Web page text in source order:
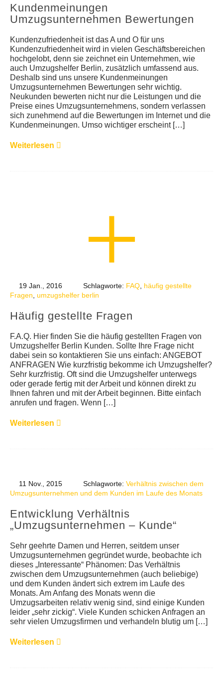
Kundenmeinungen
Umzugsunternehmen Bewertungen
Kundenzufriedenheit ist das A und O für uns
Kundenzufriedenheit wird in vielen Geschäftsbereichen
hochgelobt, denn sie zeichnet ein Unternehmen, wie
auch Umzugshelfer Berlin, zusätzlich umfassend aus.
Deshalb sind uns unsere Kundenmeinungen
Umzugsunternehmen Bewertungen sehr wichtig.
Neukunden bewerten nicht nur die Leistungen und die
Preise eines Umzugsunternehmens, sondern verlassen
sich zunehmend auf die Bewertungen im Internet und die
Kundenmeinungen. Umso wichtiger erscheint […]
Weiterlesen
19 Jan., 2016 Schlagworte: FAQ häufig gestellte
Fragen umzugshelfer berlin
Häufig gestellte Fragen
F.A.Q. Hier finden Sie die häufig gestellten Fragen von
Umzugshelfer Berlin Kunden. Sollte Ihre Frage nicht
dabei sein so kontaktieren Sie uns einfach: ANGEBOT
ANFRAGEN Wie kurzfristig bekomme ich Umzugshelfer?
Sehr kurzfristig. Oft sind die Umzugshelfer unterwegs
oder gerade fertig mit der Arbeit und können direkt zu
Ihnen fahren und mit der Arbeit beginnen. Bitte einfach
anrufen und fragen. Wenn […]
Weiterlesen
11 Nov., 2015 Schlagworte: Verhältnis zwischen dem
Umzugsunternehmen und dem Kunden im Laufe des Monats
Entwicklung Verhältnis
„Umzugsunternehmen – Kunde“
Sehr geehrte Damen und Herren, seitdem unser
Umzugsunternehmen gegründet wurde, beobachte ich
dieses „Interessante“ Phänomen: Das Verhältnis
zwischen dem Umzugsunternehmen (auch beliebige)
und dem Kunden ändert sich extrem im Laufe des
Monats. Am Anfang des Monats wenn die
Umzugsarbeiten relativ wenig sind, sind einige Kunden
leider „sehr zickig“. Viele Kunden schicken Anfragen an
sehr vielen Umzugsfirmen und verhandeln blutig um […]
Weiterlesen